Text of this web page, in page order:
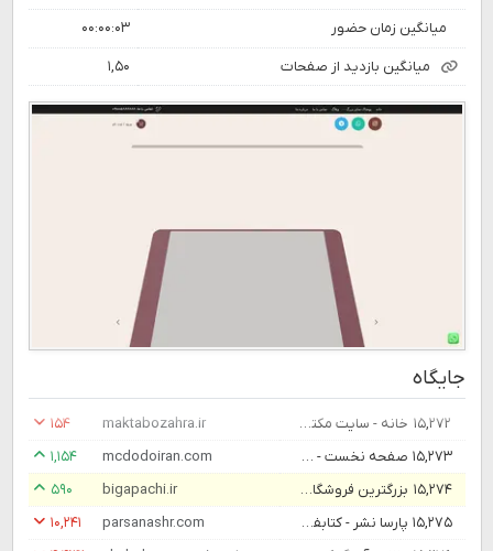
میانگین زمان حضور ۰۰:۰۰:۰۳
میانگین بازدید از صفحات ۱,۵۰
جایگاه
۱۵,۲۷۲ خانه - سايت مکتب الزّهرا(سلام اللّه عليها) maktabozahra.ir
۱۵۴
۱۵,۲۷۳
صفحه نخست - مک دودو ایران mcdodoiran.com
۱,۱۵۴
۱۵,۲۷۴
بزرگترین فروشگاه لباس سایز بزرگ در ایران02156356608جدیدترین مدل های پوشاک bigapachi.ir
۵۹۰
۱۵,۲۷۵
پارسا نشر - کتابفروشی پارسا parsanashr.com
۱۰,۲۴۱